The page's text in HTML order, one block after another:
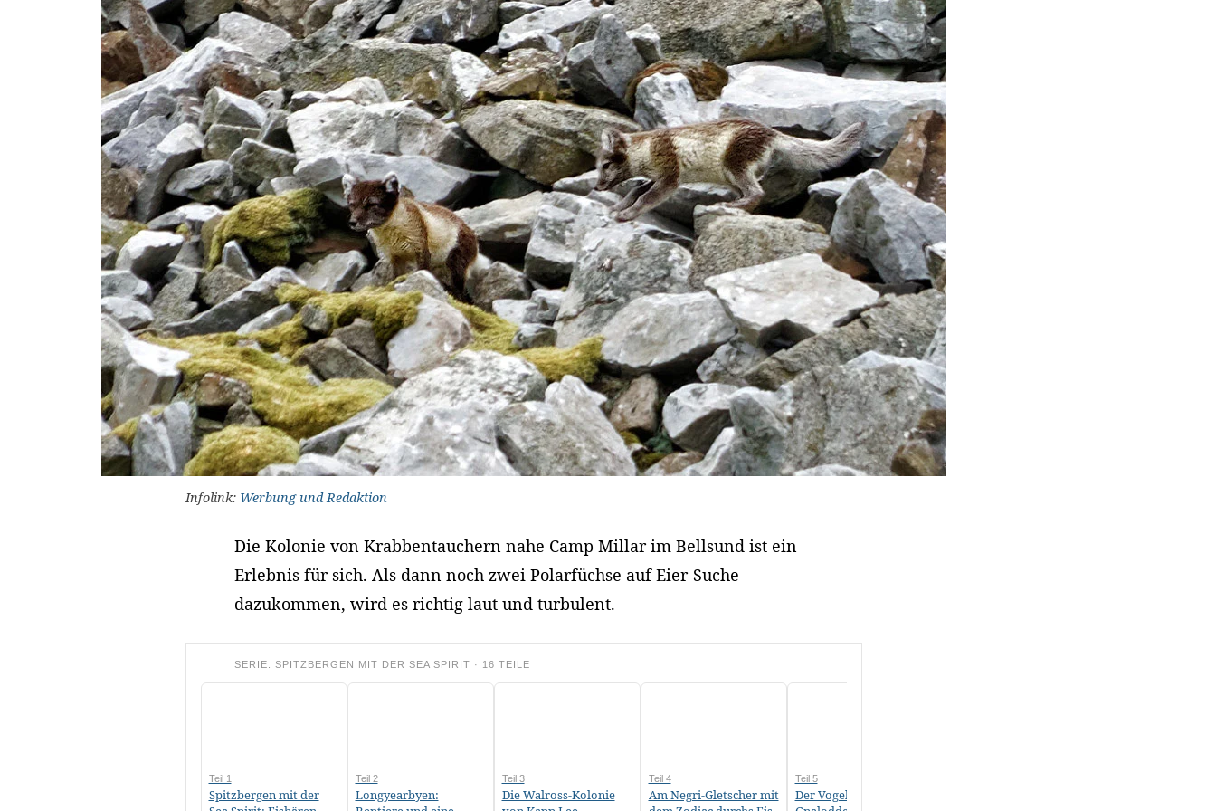
Infolink: Werbung und Redaktion
Die Kolonie von Krabbentauchern nahe Camp Millar im Bellsund ist ein
Erlebnis für sich. Als dann noch zwei Polarfüchse auf Eier-Suche
dazukommen, wird es richtig laut und turbulent.
SERIE: SPITZBERGEN MIT DER SEA SPIRIT · 16 TEILE
Teil 1
Spitzbergen mit der
Teil 2
Longyearbyen:
Teil 3
Die Walross-Kolonie
Teil 4
Am Negri-Gletscher mit
Teil 5
Der Vogelfelsen von
"Transparent und ehrlich"